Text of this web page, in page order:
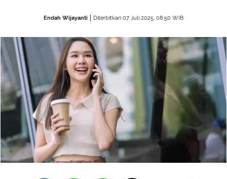
Endah Wijayanti Diterbitkan 07 Juli 2025, 08:50 WIB